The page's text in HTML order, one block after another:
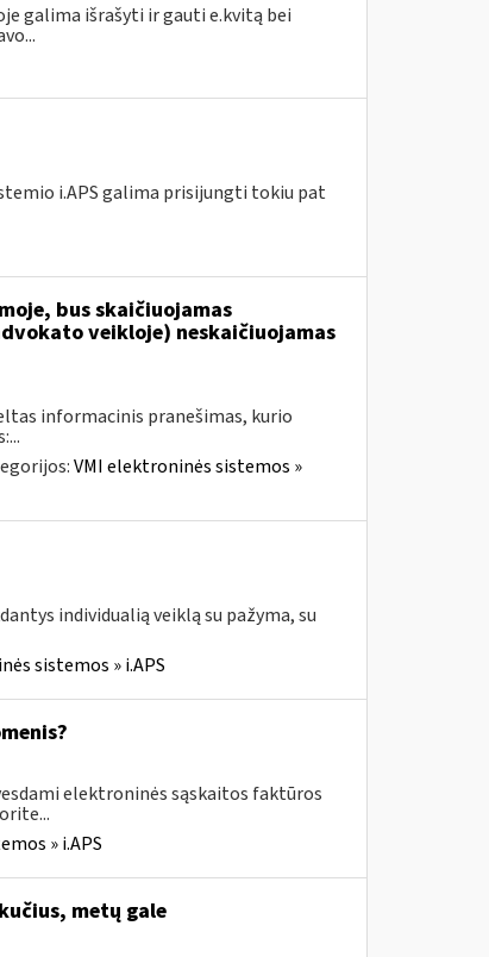
galima išrašyti ir gauti e.kvitą bei
i.APS galima prisijungti tokiu pat
bus skaičiuojamas
veikloje) neskaičiuojamas
informacinis pranešimas, kurio
VMI elektroninės sistemos »
individualią veiklą su pažyma, su
sistemos » i.APS
elektroninės sąskaitos faktūros
» i.APS
metų gale